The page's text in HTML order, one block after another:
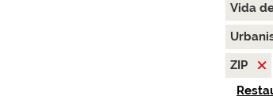
Vida
ZIP